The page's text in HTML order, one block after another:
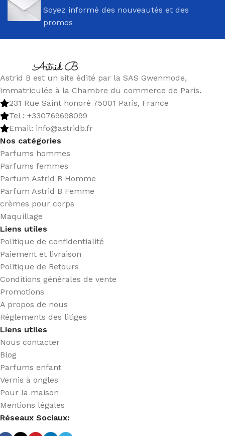
Soyez informé des nouveautés et des
promos
Astrid B est un site édité par la SAS Gwenmode,
immatriculée à la Chambre du commerce de Paris.
231 Rue Saint honoré 75001 Paris, France
Tel : +330769698099
Email: info@astridb.fr
Nos catégories
Parfums hommes
Parfums femmes
Parfum Astrid B Homme
Parfum Astrid B Femme
crèmes pour corps
Maquillage
Liens utiles
Politique de confidentialité
Paiement et livraison
Politique de Retours
Conditions générales de vente
Promotions
A propos de nous
Réglements des litiges
Liens utiles
Nous contacter
Blog
Parfums enfant
Vernis à ongles
Pour la maison
Mentions légales
Réseaux Sociaux: